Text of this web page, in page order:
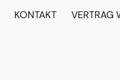
KONTAKT VERTRAG